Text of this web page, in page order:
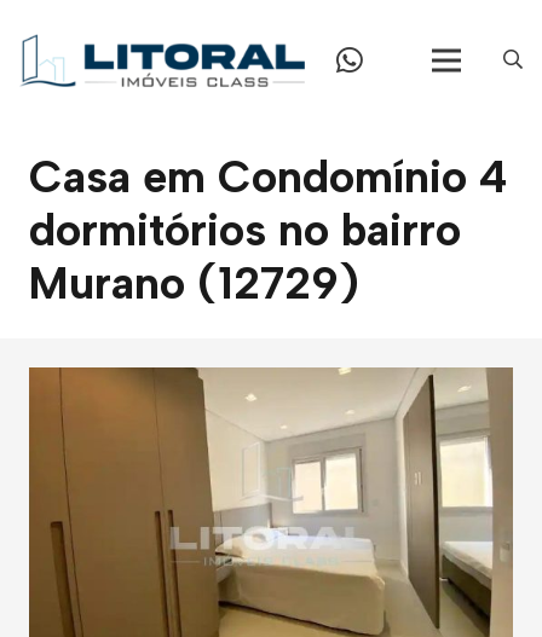
Casa em Condomínio 4
dormitórios no bairro
Murano (12729)